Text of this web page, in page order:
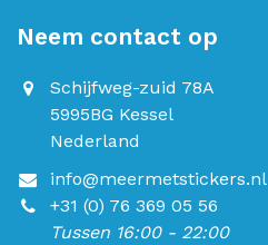
Neem contact op
Schijfweg-zuid 78A
5995BG Kessel
Nederland
info@meermetstickers.nl
+31 (0) 76 369 05 56
Tussen 16:00 - 22:00